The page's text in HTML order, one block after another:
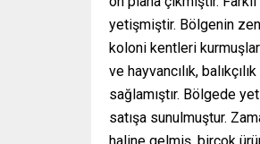
yetişmiştir. Bölgenin
koloni kentleri kurmuşlar
ve hayvancılık,
sağlamıştır. Bölgede
satışa sunulmuştur.